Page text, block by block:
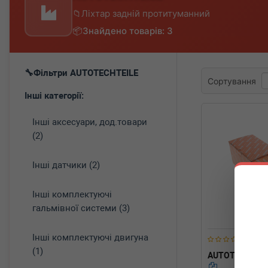
Ліхтар задній протитуманний
Знайдено товарів: 3
Фільтри AUTOTECHTEILE
Інші категорії:
Інші аксесуари, дод.товари
(2)
Інші датчики (2)
Інші комплектуючі
гальмівної системи (3)
Інші комплектуючі двигуна
(1)
Сортування
AUTOTECHTEILE